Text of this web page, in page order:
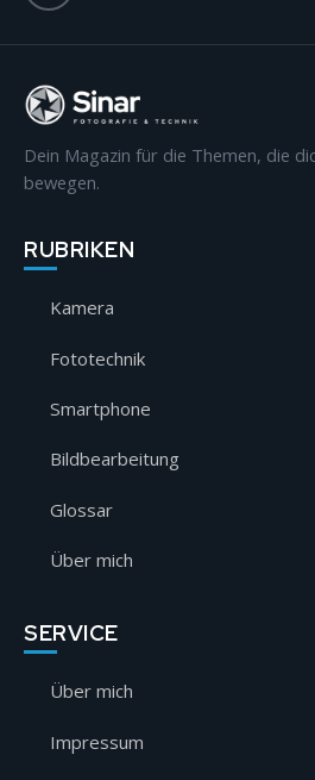
Dein Magazin für die Themen, die
bewegen.
RUBRIKEN
Kamera
Fototechnik
Smartphone
Bildbearbeitung
Glossar
Über mich
SERVICE
Über mich
Impressum